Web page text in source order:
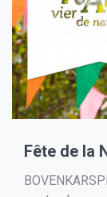
Fête de la